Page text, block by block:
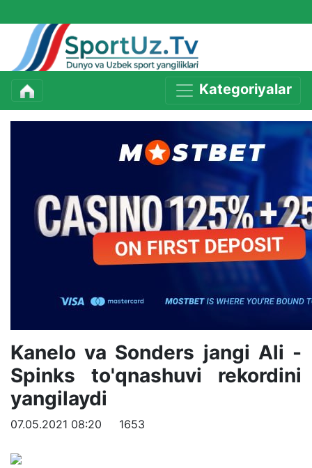
Kategoriyalar
Kanelo va Sonders jangi Ali -
Spinks to'qnashuvi rekordini
yangilaydi
07.05.2021 08:20 1653